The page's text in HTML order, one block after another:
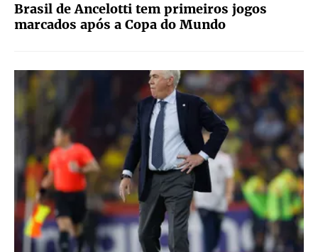
Brasil de Ancelotti tem primeiros jogos
marcados após a Copa do Mundo